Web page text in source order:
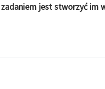
jest stworzyć im